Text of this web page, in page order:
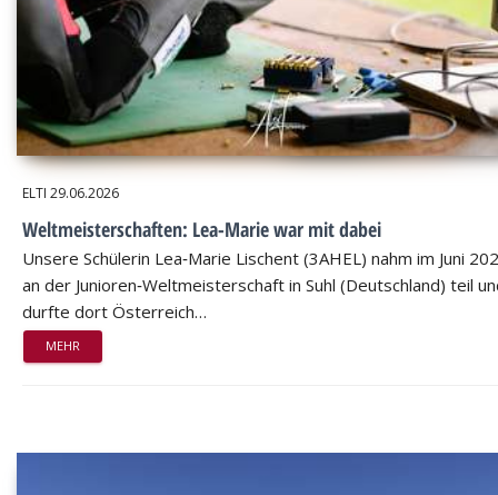
ELTI 29.06.2026
Weltmeisterschaften: Lea-Marie war mit dabei
Unsere Schülerin Lea‑Marie Lischent (3AHEL) nahm im Juni
an der Junioren‑Weltmeisterschaft in Suhl (Deutschland) teil
durfte dort Österreich…
MEHR